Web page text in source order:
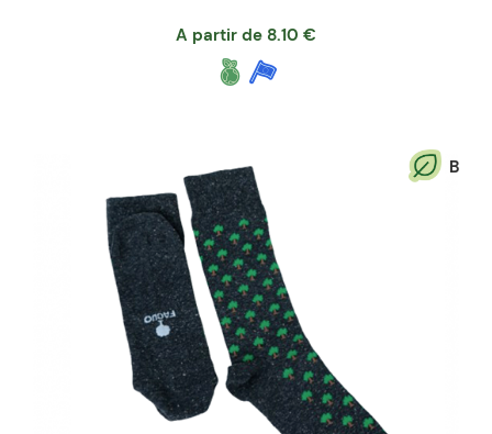
A partir de 8.10 €
B